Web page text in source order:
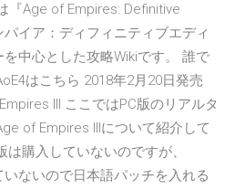
『Age of Empires: Definitive
イア：ディフィニティブエディ
中心とした攻略Wikiです。 誰で
はこちら 2018年2月20日発売
III ここではPC版のリアルタ
of Empires IIIについて紹介して
購入していないのですが、
ないので日本語パッチを入れる